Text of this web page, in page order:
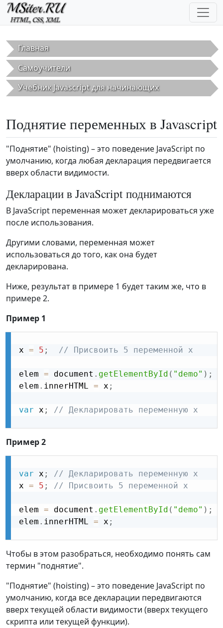
Перейти к основному содержанию
Главная
Самоучители
Учебник Javascript для начинающих
Поднятие переменных в Javascript
"Поднятие" (hoisting) – это поведение JavaScript по
умолчанию, когда любая декларация передвигается
вверх области видимости.
Декларации в JavaScript поднимаются
В JavaScript переменная может декларироваться уже
после использования.
Другими словами, переменная может
использоваться до того, как она будет
декларирована.
Ниже, результат в примере 1 будет таким же, что в
примере 2.
Пример 1
x = 5 ; // Присвоить 5 переменной x
elem = document . getElementById ( "demo" ) ;
elem . innerHTML = x ;
var x ; // Декларировать переменную x
Пример 2
var x ;
// Декларировать переменную x
x = 5 ; // Присвоить 5 переменной x
elem = document . getElementById ( "demo" ) ;
elem . innerHTML = x ;
Чтобы в этом разобраться, необходимо понять сам
термин "поднятие".
"Поднятие" (hoisting) – это поведение JavaScript по
умолчанию, когда все декларации передвигаются
вверх текущей области видимости (вверх текущего
скрипта или текущей функции).